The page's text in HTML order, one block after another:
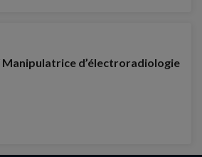
d’électroradiologie